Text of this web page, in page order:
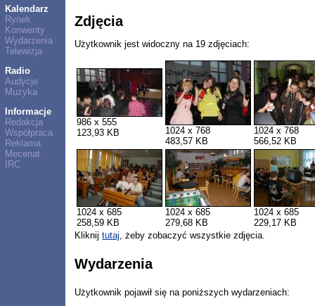
Kalendarz
Rynek
Konwenty
Wydarzenia
Telewizja
Radio
Audycje
Muzyka
Informacje
Redakcja
Współpraca
Reklama
Mecenat
IRC
Zdjęcia
Użytkownik jest widoczny na 19 zdjęciach:
986 x 555
123,93 KB
1024 x 768
483,57 KB
1024 x 768
566,52 KB
1024 x 685
258,59 KB
1024 x 685
279,68 KB
1024 x 685
229,17 KB
Kliknijtutaj, żeby zobaczyć wszystkie zdjęcia.
Wydarzenia
Użytkownik pojawił się na poniższych wydarzeniach: